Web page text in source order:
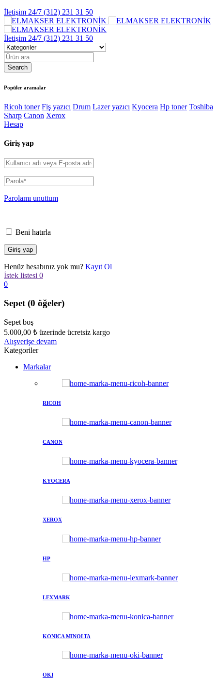
İletişim 24/7 (312) 231 31 50
İletişim 24/7 (312) 231 31 50
Popüler aramalar
Ricoh toner Fiş yazıcı Drum Lazer yazıcı Kyocera Hp toner Toshiba
Sharp Canon Xerox
Hesap
Giriş yap
Parolamı unuttum
Beni hatırla
Henüz hesabınız yok mu? Kayıt Ol
İstek listesi 0
0
Sepet (0 öğeler)
Sepet boş
5.000,00 ₺ üzerinde ücretsiz kargo
Alışverişe devam
Kategoriler
Markalar
RICOH
CANON
KYOCERA
XEROX
HP
LEXMARK
KONICA MINOLTA
OKI